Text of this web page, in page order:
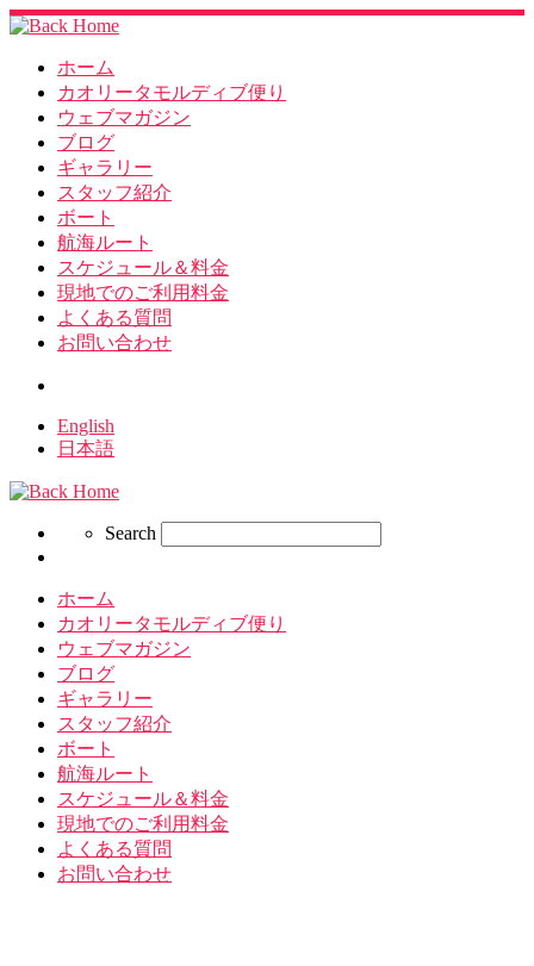
ホーム
カオリータモルディブ便り
ウェブマガジン
ブログ
ギャラリー
スタッフ紹介
ボート
航海ルート
スケジュール＆料金
現地でのご利用料金
よくある質問
お問い合わせ
English
日本語
SearchSearch
ホーム
カオリータモルディブ便り
ウェブマガジン
ブログ
ギャラリー
スタッフ紹介
ボート
航海ルート
スケジュール＆料金
現地でのご利用料金
よくある質問
お問い合わせ